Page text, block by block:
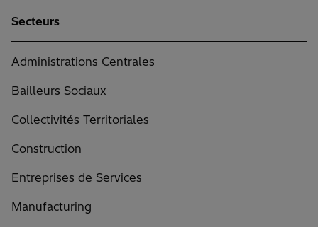
Secteurs
Administrations Centrales
Bailleurs Sociaux
Collectivités Territoriales
Construction
Entreprises de Services
Manufacturing